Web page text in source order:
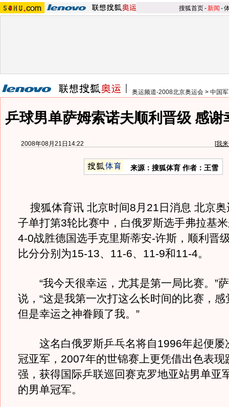
搜狐首页-新闻 -
奥运频道-2008北京奥运会 > 中国
乒球男单萨姆索诺夫顺利晋级 感谢
2008年08月21日14:22 [我
来源：搜狐体育 作者：王雪
搜狐体育讯 北京时间8月21日消息 北京奥
子单打第3轮比赛中，白俄罗斯选手弗拉基
4-0战胜德国选手克里斯蒂安-许斯，顺利晋
比分分别为15-13、11-6、11-9和11-4。
“我今天很幸运，尤其是第一局比赛。”
说，“这是我第一次打这么长时间的比赛，
但是幸运之神眷顾了我。”
这名白俄罗斯乒乓名将自1996年起便屡
冠亚军，2007年的世锦赛上更凭借出色表现
强，获得国际乒联巡回赛克罗地亚站男单亚
的男单冠军。